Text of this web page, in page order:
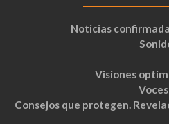
Noticias
Visiones
Consejos que protegen.